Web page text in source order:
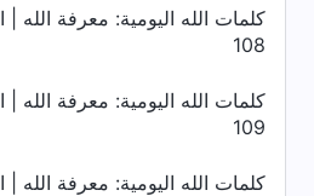
كلمات الله اليومية: معرفة الله |
108
كلمات الله اليومية: معرفة الله |
109
كلمات الله اليومية: معرفة الله |